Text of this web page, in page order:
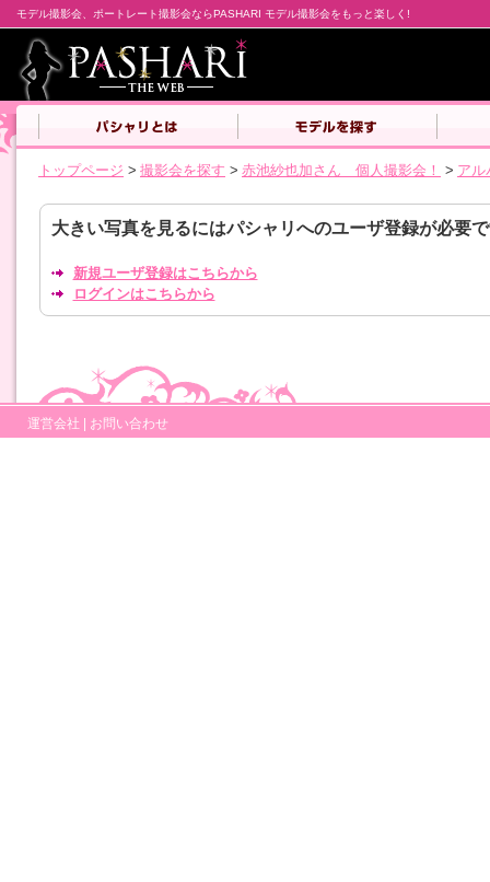
モデル撮影会、ポートレート撮影会ならPASHARI モデル撮影会をもっと楽しく!
トップページ > 撮影会を探す > 赤池紗也加さん 個人撮影会！ > アル
大きい写真を見るにはパシャリへのユーザ登録が必要
新規ユーザ登録はこちらから
ログインはこちらから
運営会社 | お問い合わせ